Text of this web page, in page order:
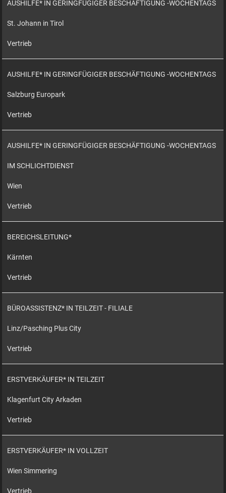
AUSHILFE* IN GERINGFÜGIGER BESCHÄFTIGUNG -WOCHENTAGS
St. Johann in Tirol
Vertrieb
AUSHILFE* IN GERINGFÜGIGER BESCHÄFTIGUNG -WOCHENTAGS
Salzburg Europark
Vertrieb
AUSHILFE* IN GERINGFÜGIGER BESCHÄFTIGUNG -WOCHENTAGS
IM SCHLICHTDIENST
Wien
Vertrieb
BEREICHSLEITUNG*
Kärnten
Vertrieb
BÜROASSISTENZ* IN TEILZEIT - FILIALE
Linz/Pasching Plus City
Vertrieb
ERSTVERKÄUFER* IN TEILZEIT
Klagenfurt City Arkaden
Vertrieb
ERSTVERKÄUFER* IN VOLLZEIT
Wien Simmering
Vertrieb